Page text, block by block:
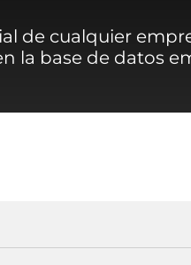
de cualquier
la base de datos